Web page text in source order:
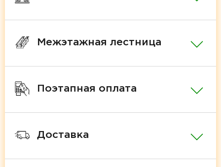
Межэтажная лестница
Поэтапная оплата
Доставка